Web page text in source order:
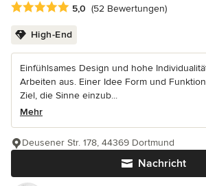
Durchschnittliche Bewertung: 5 von 5
5,0 (52 Bewertungen)
High-End
Einfühlsames Design und hohe
Arbeiten aus. Einer Idee Form und
Ziel, die Sinne einzub...
Mehr
Nachricht
Deusener Str. 178, 44369 Dortmund